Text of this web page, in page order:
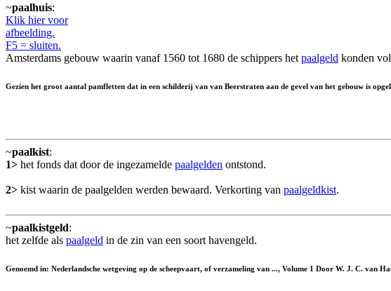
~paalhuis:
Klik hier voor
afbeelding.
F5 = sluiten.
Amsterdams gebouw waarin vanaf 1560 tot 1680 de schippers het paalgeld konden
Gezien het groot aantal pamfletten dat in een schilderij van van Beerstraten aan de gevel van het gebouw is
~paalkist:
1> het fonds dat door de ingezamelde paalgelden ontstond.
2> kist waarin de paalgelden werden bewaard. Verkorting van paalgeldkist.
~paalkistgeld:
het zelfde als paalgeld in de zin van een soort havengeld.
Genoemd in: Nederlandsche wetgeving op de scheepvaart, of verzameling van ..., Volume 1 Door W. J. C. van